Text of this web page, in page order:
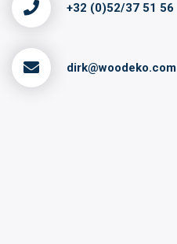
+32 (0)52/37 51 56
dirk@woodeko.com